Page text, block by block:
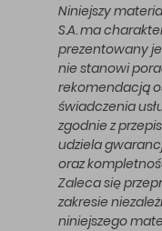
Niniejszy
S.A. ma
prezentowany
nie stanowi
rekomendacją
świadczenia
zgodnie z
udziela
oraz
Zaleca się
zakresie
niniejszego